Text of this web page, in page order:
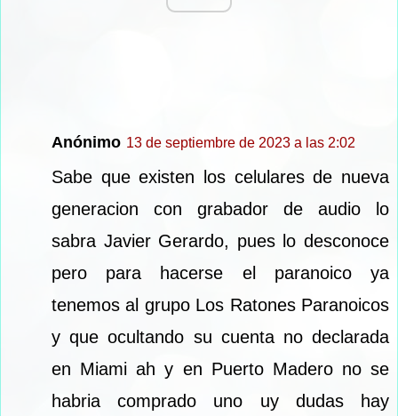
Anónimo 13 de septiembre de 2023 a las 2:02
Sabe que existen los celulares de nueva
generacion con grabador de audio lo
sabra Javier Gerardo, pues lo desconoce
pero para hacerse el paranoico ya
tenemos al grupo Los Ratones Paranoicos
y que ocultando su cuenta no declarada
en Miami ah y en Puerto Madero no se
habria comprado uno uy dudas hay